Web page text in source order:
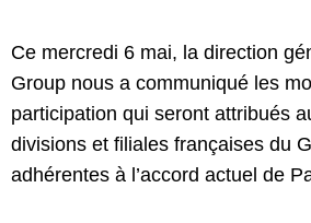
Ce mercredi 6 mai, la direction
Group nous a communiqué les
participation qui seront attribués
divisions et filiales françaises du
adhérentes à l’accord actuel de